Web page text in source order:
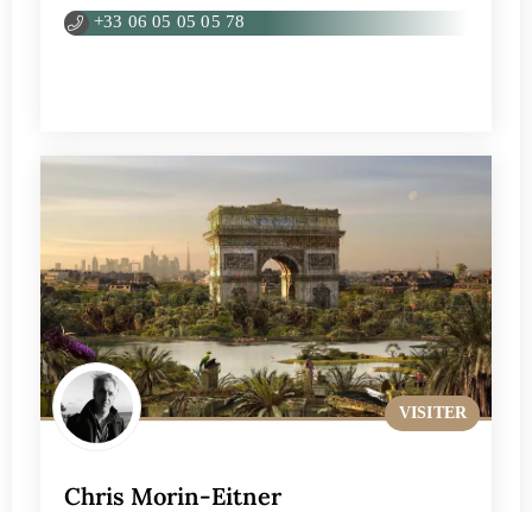
+33 06 05 05 05 78
Chris Morin-Eitner
VISITER